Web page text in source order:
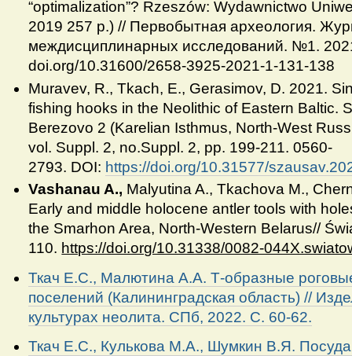
“optimalization”? Rzeszów: Wydawnictwo
2019 257 p.) // Первобытная археология.
междисциплинарных исследований. №1.
doi.org/10.31600/2658-3925-2021-1-131-138
Muravev, R., Tkach, E., Gerasimov, D. 2021.
fishing hooks in the Neolithic of Eastern Baltic.
Berezovo 2 (Karelian Isthmus, North-West
vol. Suppl. 2, no.Suppl. 2, pp. 199-211. 0560-
2793. DOI: https://doi.org/10.31577/
Vashanau A., Malyutina A., Tkachova M.,
Early and middle holocene antler tools with
the Smarhon Area, North-Western Belarus//
110. https://doi.org/10.31338/0082-
Ткач Е.С., Малютина А.А. Т-образные
поселений (Калининградская область) //
культурах неолита. СПб, 2022. С. 60-62.
Ткач Е.С., Кулькова М.А., Шумкин В.Я.